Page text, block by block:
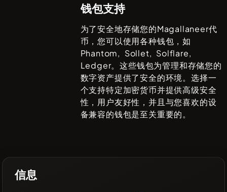
钱包支持
为了安全地存储您的Magallaneer代
币，您可以使用各种钱包，如
Phantom, Sollet, Solflare,
Ledger。这些钱包为管理和存储您的
数字资产提供了安全的环境。选择一
个支持特定加密货币并提供高级安全
性，用户友好性，并且与您喜欢的设
备兼容的钱包是至关重要的。
信息